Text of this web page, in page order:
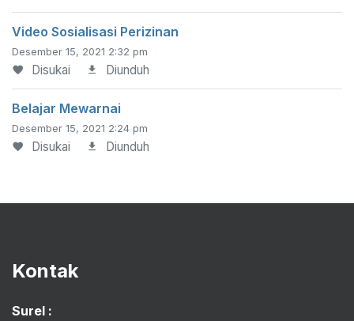
Video Sosialisasi Perizinan
Desember 15, 2021 2:32 pm
Disukai Diunduh
Belajar Mewarnai
Desember 15, 2021 2:24 pm
Disukai Diunduh
Kontak
Surel :